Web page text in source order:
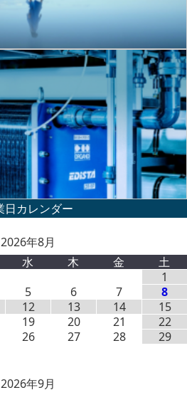
2026年8月
水 木 金
土
1
5 6 7
8
12 13 14
15
19 20 21
22
26 27 28
29
2026年9月